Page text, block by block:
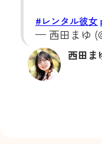
#レンタル彼女
— 西田まゆ
西田ま